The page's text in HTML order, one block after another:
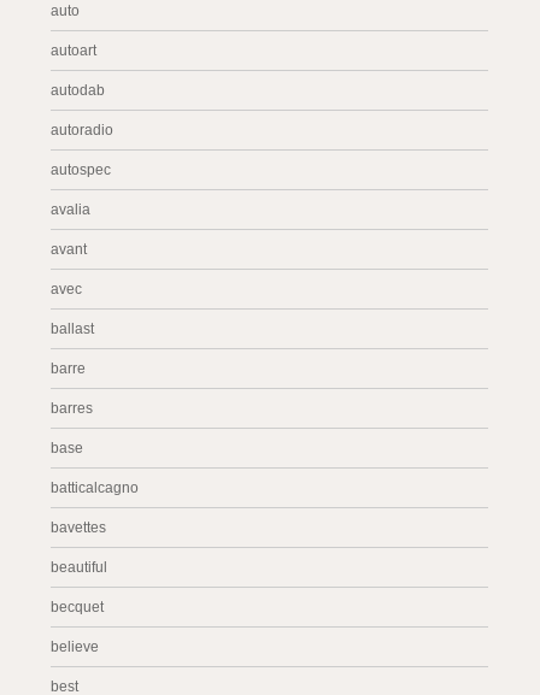
auto
autoart
autodab
autoradio
autospec
avalia
avant
avec
ballast
barre
barres
base
batticalcagno
bavettes
beautiful
becquet
believe
best